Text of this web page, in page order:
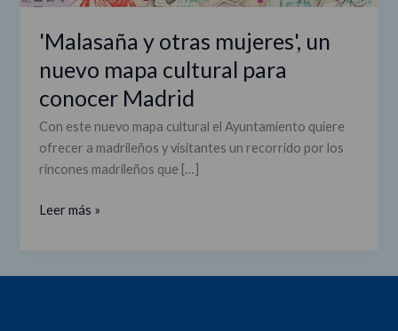
'Malasaña y otras mujeres', un
nuevo mapa cultural para
conocer Madrid
Con este nuevo mapa cultural el Ayuntamiento quiere
ofrecer a madrileños y visitantes un recorrido por los
rincones madrileños que […]
Leer más »